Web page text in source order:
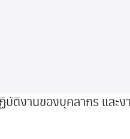
บัติงานของบุคลากร แล